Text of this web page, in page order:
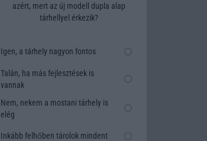
azért, mert az új modell dupla alap
tárhellyel érkezik?
Igen, a tárhely nagyon fontos
Talán, ha más fejlesztések is
vannak
Nem, nekem a mostani tárhely is
elég
Inkább felhőben tárolok mindent